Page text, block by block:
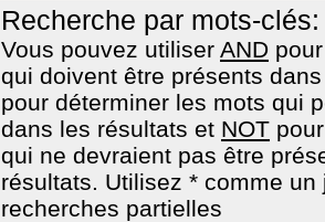
Recherche par mots-clés:
Vous pouvez utiliser AND
qui doivent être présents
pour déterminer les mots qui
dans les résultats et NOT
qui ne devraient pas être
résultats. Utilisez * comme un
recherches partielles